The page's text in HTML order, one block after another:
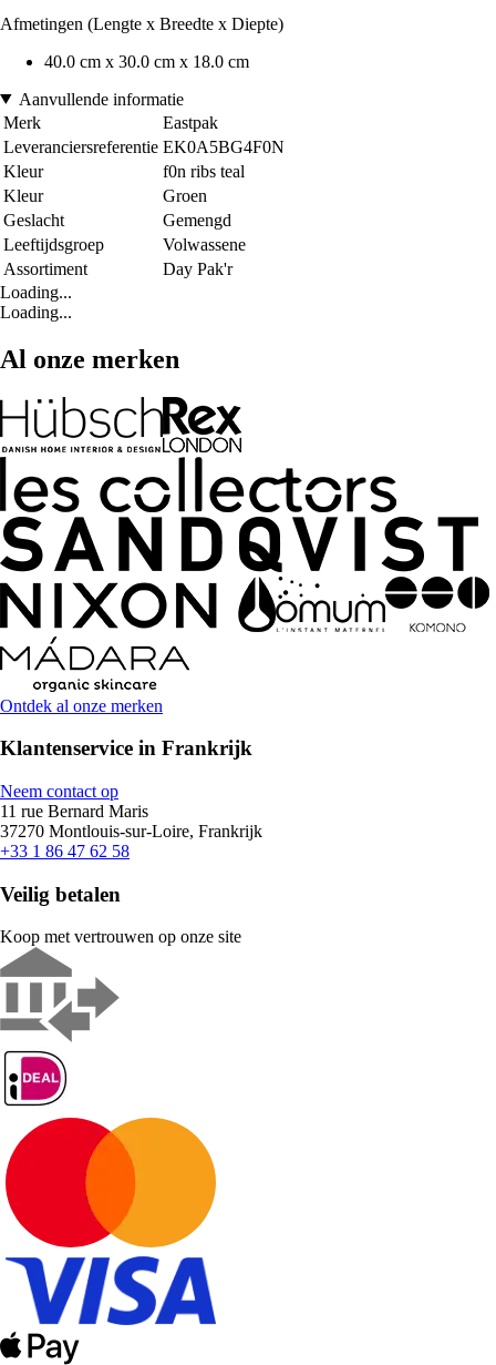
Afmetingen (Lengte x Breedte x Diepte)
40.0 cm x 30.0 cm x 18.0 cm
Aanvullende informatie
Merk
Eastpak
Leveranciersreferentie EK0A5BG4F0N
Kleur
f0n ribs teal
Kleur
Groen
Geslacht
Gemengd
Leeftijdsgroep
Volwassene
Assortiment
Day Pak'r
Loading...
Loading...
Al onze merken
Ontdek al onze merken
Klantenservice in Frankrijk
Neem contact op
11 rue Bernard Maris
37270 Montlouis-sur-Loire, Frankrijk
+33 1 86 47 62 58
Veilig betalen
Koop met vertrouwen op onze site